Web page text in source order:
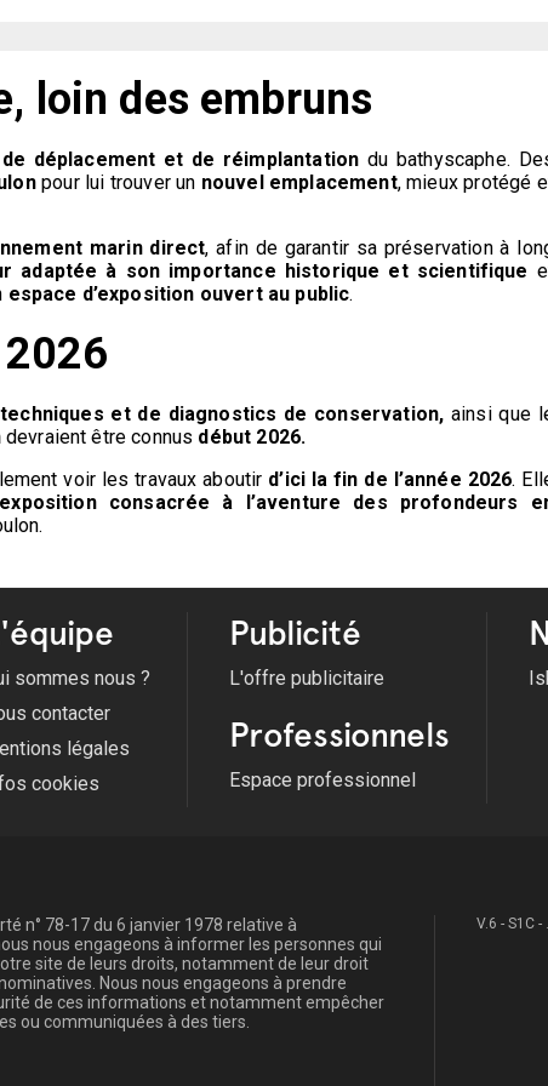
loin des embruns
déplacement et de réimplantation du bathyscaphe.
pour lui trouver un nouvel emplacement, mieux protégé
marin direct, afin de garantir sa préservation à
adaptée à son importance historique et scientifique
espace d’exposition ouvert au public.
et de diagnostics de conservation, ainsi que
devraient être connus début 2026.
voir les travaux aboutir d’ici la fin de l’année 2026.
consacrée à l’aventure des profondeurs
sommes nous ?
contacter
légales
cookies
Publicité
L'offre publicitaire
Professionnels
Espace professionnel
n° 78-17 du 6 janvier 1978 relative à
nous engageons à informer les personnes qui
site de leurs droits, notamment de leur droit
Nous nous engageons à prendre
de ces informations et notamment empêcher
ou communiquées à des tiers.
V.6 - S1C